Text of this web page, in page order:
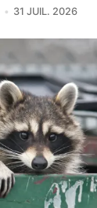
31 JUIL. 2026